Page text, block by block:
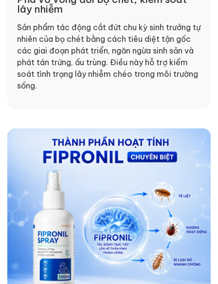
lây nhiễm
Sản phẩm tác động cắt đứt chu kỳ sinh trưởng tự
nhiên của bọ chét bằng cách tiêu diệt tận gốc
các giai đoạn phát triển, ngăn ngừa sinh sản và
phát tán trứng, ấu trùng. Điều này hỗ trợ kiểm
soát tình trạng lây nhiễm chéo trong môi trường
sống.